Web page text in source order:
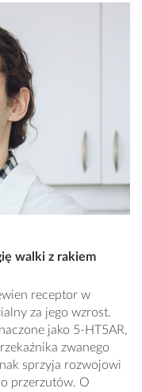
walki z rakiem
receptor w
za jego wzrost.
jako 5-HT5AR,
zwanego
sprzyja rozwojowi
przerzutów. O